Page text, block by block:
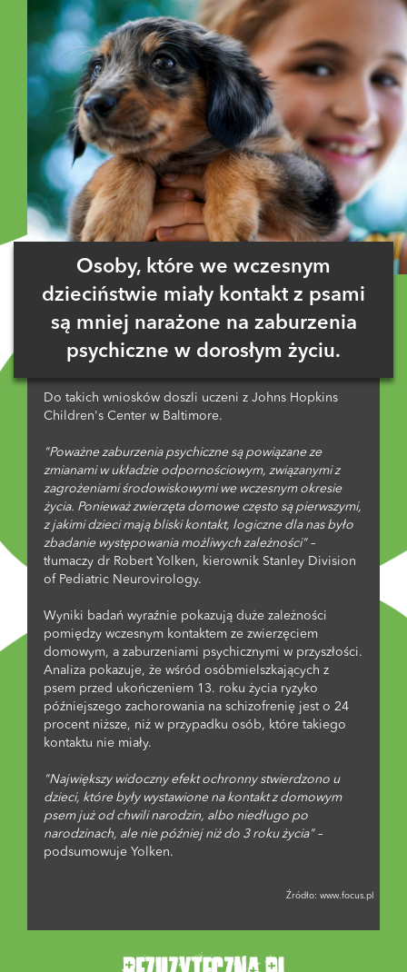
Osoby, które we wczesnym
dzieciństwie miały kontakt z psami
są mniej narażone na zaburzenia
psychiczne w dorosłym życiu.
Do takich wniosków doszli uczeni z Johns Hopkins
Children's Center w Baltimore.
"Poważne zaburzenia psychiczne są powiązane ze
zmianami w układzie odpornościowym, związanymi z
zagrożeniami środowiskowymi we wczesnym okresie
życia. Ponieważ zwierzęta domowe często są pierwszymi,
z jakimi dzieci mają bliski kontakt, logiczne dla nas było
zbadanie występowania możliwych zależności"–
tłumaczy dr Robert Yolken, kierownik Stanley Division
of Pediatric Neurovirology.
Wyniki badań wyraźnie pokazują duże zależności
pomiędzy wczesnym kontaktem ze zwierzęciem
domowym, a zaburzeniami psychicznymi w przyszłości.
Analiza pokazuje, że wśród osóbmielszkających z
psem przed ukończeniem 13. roku życia ryzyko
późniejszego zachorowania na schizofrenię jest o 24
procent niższe, niż w przypadku osób, które takiego
kontaktu nie miały.
"Największy widoczny efekt ochronny stwierdzono u
dzieci, które były wystawione na kontakt z domowym
psem już od chwili narodzin, albo niedługo po
narodzinach, ale nie później niż do 3 roku życia"–
podsumowuje Yolken.
Źródło: www.focus.pl